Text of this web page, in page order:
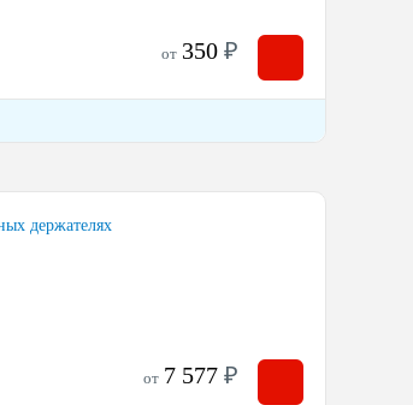
от 350 ₽
держателях
от 7 577 ₽